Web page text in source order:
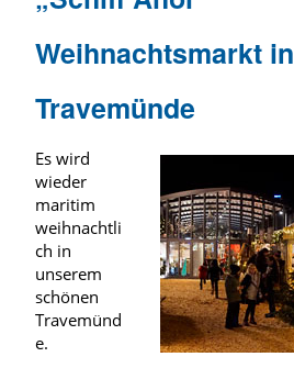
Weihnachtsmarkt in
Travemünde
Es wird
wieder
maritim
weihnachtli
ch in
unserem
schönen
Travemünd
e.